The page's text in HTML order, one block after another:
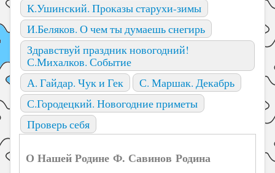
К.Ушинский. Проказы старухи-зимы
И.Беляков. О чем ты думаешь снегирь
Здравствуй праздник новогодний!
С.Михалков. Событие
А. Гайдар. Чук и Гек
С. Маршак. Декабрь
С.Городецкий. Новогодние приметы
Проверь себя
О Нашей Родине Ф. Савинов Родина